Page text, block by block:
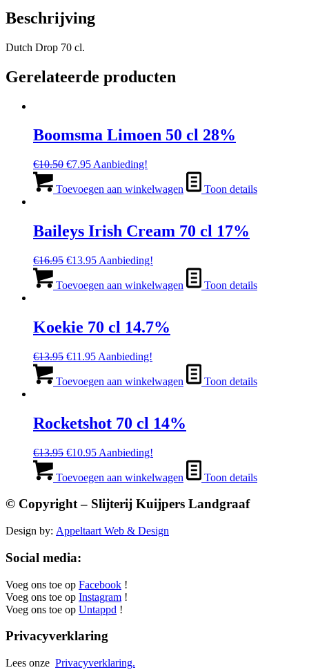
Beschrijving
Dutch Drop 70 cl.
Gerelateerde producten
Boomsma Limoen 50 cl 28%
€10.50 Oorspronkelijke
was:
€7.95Huidige
is:
Aanbieding!
Toevoegen aan winkelwagen Toon details
Baileys Irish Cream 70 cl 17%
€16.95 Oorspronkelijke
was:
€13.95Huidige
is:
Aanbieding!
Toevoegen aan winkelwagen Toon details
Koekie 70 cl 14.7%
€13.95 Oorspronkelijke
was:
€11.95Huidige
is:
Aanbieding!
Toevoegen aan winkelwagen Toon details
Rocketshot 70 cl 14%
€13.95 Oorspronkelijke
was:
€10.95Huidige
is:
Aanbieding!
Toevoegen aan winkelwagen Toon details
© Copyright – Slijterij Kuijpers Landgraaf
Design by: Appeltaart Web & Design
Social media:
Voeg ons toe op Facebook !
Voeg ons toe op Instagram !
Voeg ons toe op Untappd !
Privacyverklaring
Lees onze Privacyverklaring.